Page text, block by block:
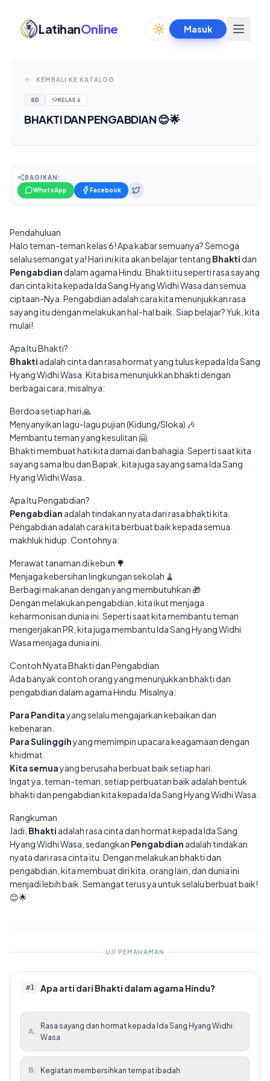
LatihanOnline Toggle theme
Masuk
KEMBALI KE KATALOG
SD KELAS6
BHAKTI DAN PENGABDIAN 😊🌟
BAGIKAN:
WhatsApp
Facebook
Pendahuluan
Halo teman-teman kelas 6! Apa kabar semuanya? Semoga
selalu semangat ya! Hari ini kita akan belajar tentang Bhaktidan
Pengabdiandalam agama Hindu. Bhakti itu seperti rasa sayang
dan cinta kita kepada Ida Sang Hyang Widhi Wasa dan semua
ciptaan-Nya. Pengabdian adalah cara kita menunjukkan rasa
sayang itu dengan melakukan hal-hal baik. Siap belajar? Yuk, kita
mulai!
Apa Itu Bhakti?
Bhakti adalah cinta dan rasa hormat yang tulus kepada Ida Sang
Hyang Widhi Wasa. Kita bisa menunjukkan bhakti dengan
berbagai cara, misalnya:
Berdoa setiap hari 🙏
Menyanyikan lagu-lagu pujian (Kidung/Sloka) 🎶
Membantu teman yang kesulitan 🤗
Bhakti membuat hati kita damai dan bahagia. Seperti saat kita
sayang sama Ibu dan Bapak, kita juga sayang sama Ida Sang
Hyang Widhi Wasa.
Apa Itu Pengabdian?
Pengabdian adalah tindakan nyata dari rasa bhakti kita.
Pengabdian adalah cara kita berbuat baik kepada semua
makhluk hidup. Contohnya:
Merawat tanaman di kebun 🌳
Menjaga kebersihan lingkungan sekolah 🧹
Berbagi makanan dengan yang membutuhkan 🎁
Dengan melakukan pengabdian, kita ikut menjaga
keharmonisan dunia ini. Seperti saat kita membantu teman
mengerjakan PR, kita juga membantu Ida Sang Hyang Widhi
Wasa menjaga dunia ini.
Contoh Nyata Bhakti dan Pengabdian
Ada banyak contoh orang yang menunjukkan bhakti dan
pengabdian dalam agama Hindu. Misalnya:
Para Panditayang selalu mengajarkan kebaikan dan
kebenaran.
Para Sulinggihyang memimpin upacara keagamaan dengan
khidmat.
Kita semuayang berusaha berbuat baik setiap hari.
Ingat ya, teman-teman, setiap perbuatan baik adalah bentuk
bhakti dan pengabdian kita kepada Ida Sang Hyang Widhi Wasa.
Rangkuman
Jadi, Bhakti adalah rasa cinta dan hormat kepada Ida Sang
Hyang Widhi Wasa, sedangkan Pengabdian adalah tindakan
nyata dari rasa cinta itu. Dengan melakukan bhakti dan
pengabdian, kita membuat diri kita, orang lain, dan dunia ini
menjadi lebih baik. Semangat terus ya untuk selalu berbuat baik!
😊🌟
UJI PEMAHAMAN
#1 Apa arti dari Bhakti dalam agama Hindu?
A.
Rasa sayang dan hormat kepada Ida Sang Hyang Widhi
Wasa
B. Kegiatan membersihkan tempat ibadah